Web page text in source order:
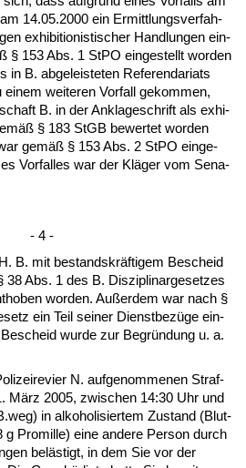
14.05.2000 ein Er­mitt­lungs­ver­fah­
ex­hi­bi­tio­nis­ti­scher Hand­lun­gen ein­
§ 153 Abs. 1 St­PO ein­ge­stellt wor­den
in B. ab­ge­leis­te­ten Re­fe­ren­da­ri­ats
wei­te­ren Vor­fall ge­kom­men,
B. in der An­kla­ge­schrift als ex­hi­
§ 183 StGB be­wer­tet wor­den
gemäß § 153 Abs. 2 St­PO ein­ge­
Vor­fal­les war der Kläger vom Se­na­
- 4 -
B. mit be­stands­kräfti­gem Be­scheid
38 Abs. 1 des B. Dis­zi­plinar­ge­set­zes
wor­den. Außer­dem war nach §
ein Teil sei­ner Dienst­bezüge ein­
wur­de zur Be­gründung u. a.
N. auf­ge­nom­me­nen Straf­
März 2005, zwi­schen 14:30 Uhr und
in al­ko­ho­li­sier­tem Zu­stand (Blut­
g Pro­mil­le) ei­ne an­de­re Per­son durch
belästigt, in dem Sie vor der